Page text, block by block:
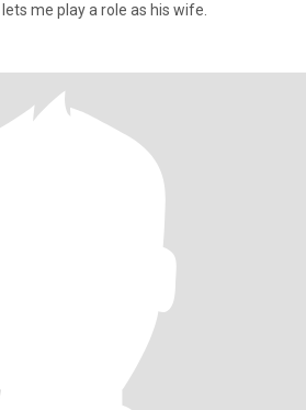
me play a role as his wife.